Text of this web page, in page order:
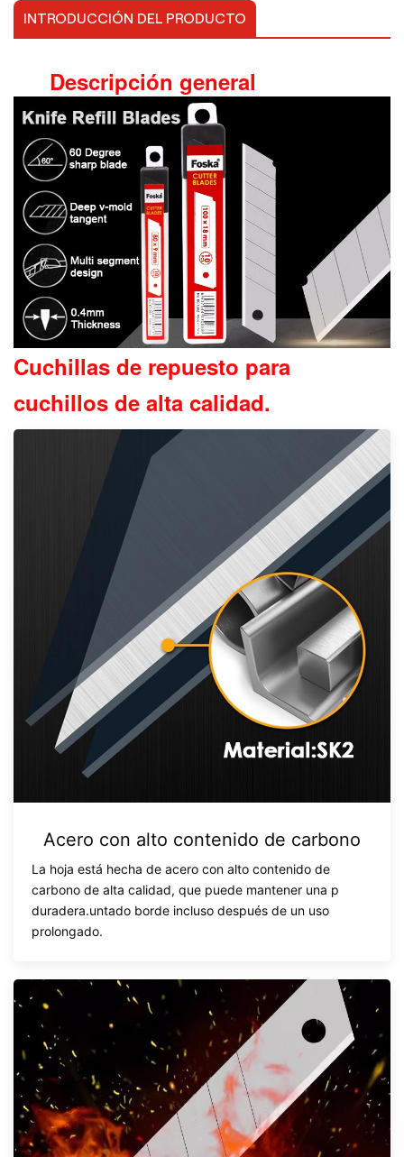
INTRODUCCIÓN DEL PRODUCTO
Descripción general
Cuchillas de repuesto para
cuchillos de alta calidad.
Acero con alto contenido de carbono
La hoja está hecha de acero con alto contenido de
carbono de alta calidad, que puede mantener una p
duradera.untado borde incluso después de un uso
prolongado.